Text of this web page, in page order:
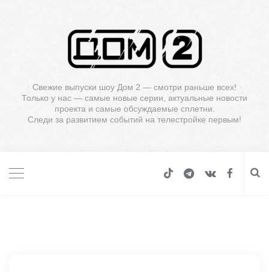
Свежие выпуски шоу Дом 2 — смотри раньше всех!
Только у нас — самые новые серии, актуальные новости
проекта и самые обсуждаемые сплетни.
Следи за развитием событий на телестройке первым!